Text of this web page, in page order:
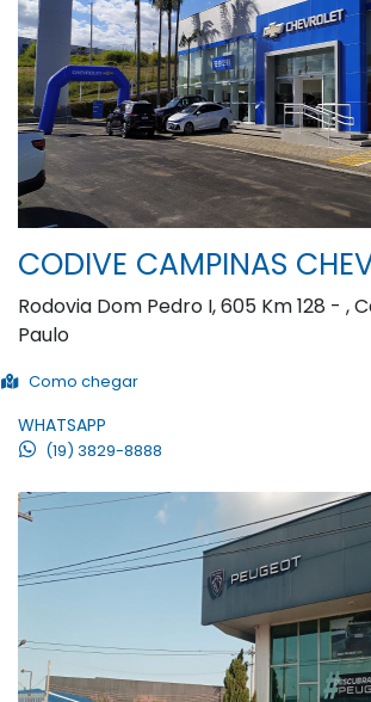
CODIVE CAMPINAS
Rodovia Dom Pedro I, 605 Km 128 - ,
Paulo
Como chegar
WHATSAPP
(19) 3829-8888